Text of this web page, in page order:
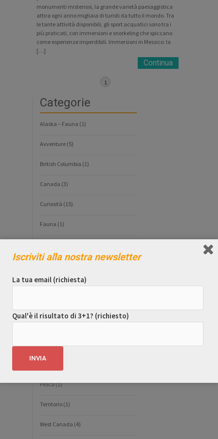
monumenti misteriosi, la grande varietà paesaggistica
attira ogni anno migliaia di turisti da tutto il mondo. Tra
le tante attività disponibili, gli sport acquatici sono tra i
più praticati, con immersioni e snorkeling che spiccano
come esperienze imperdibili. Immersioni in Messico: la
[…]
Continua
1
Categorie
Alaska – Fauna (1)
Avventure (5)
British Columbia (1)
Canada (3)
Curiosità (15)
Fauna (1)
Guide Turistiche Canada
Guide Turistiche Isole Pacifico(13)
Guide Turistiche Messico(6)
Pesca(1)
Territorio (1)
West Canada (4)
Iscriviti alla nostra newsletter
La tua email (richiesta)
Qual'è il risultato di 3+1? (richiesto)